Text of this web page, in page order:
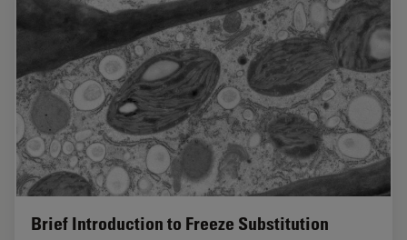
Brief Introduction to Freeze Substitution